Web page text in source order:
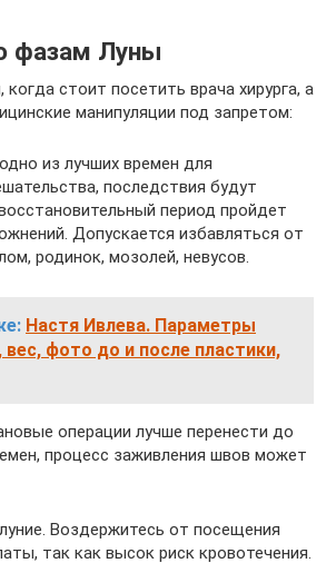
фазам Луны
стоит посетить врача хирурга, а
манипуляции под запретом:
из лучших времен для
последствия будут
период пройдет
Допускается избавляться от
родинок, мозолей, невусов.
Настя Ивлева. Параметры
фото до и после пластики,
операции лучше перенести до
процесс заживления швов может
Воздержитесь от посещения
так как высок риск кровотечения.